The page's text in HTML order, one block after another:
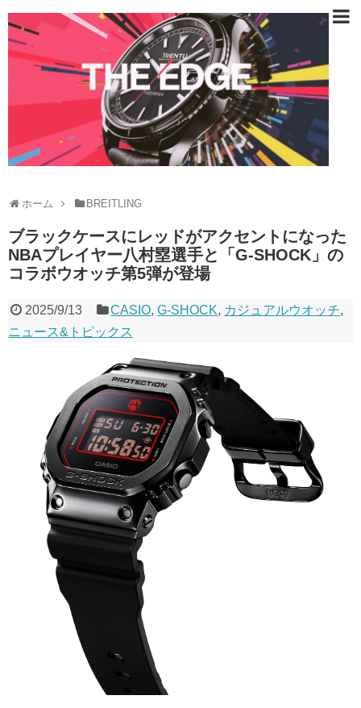
ホーム BREITLING
ブラックケースにレッドがアクセントになった
NBAプレイヤー八村塁選手と「G-SHOCK」の
コラボウオッチ第5弾が登場
2025/9/13 CASIO,G-SHOCK, カジュアルウオッチ,
ニュース&トピックス